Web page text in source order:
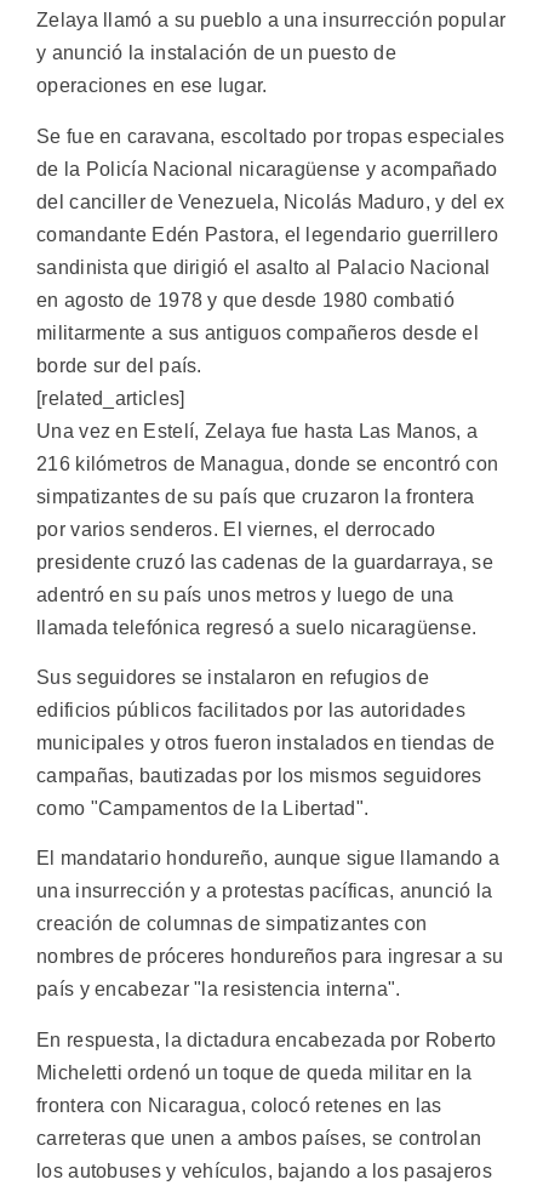
Zelaya llamó a su pueblo a una insurrección popular
y anunció la instalación de un puesto de
operaciones en ese lugar.
Se fue en caravana, escoltado por tropas especiales
de la Policía Nacional nicaragüense y acompañado
del canciller de Venezuela, Nicolás Maduro, y del ex
comandante Edén Pastora, el legendario guerrillero
sandinista que dirigió el asalto al Palacio Nacional
en agosto de 1978 y que desde 1980 combatió
militarmente a sus antiguos compañeros desde el
borde sur del país.
[related_articles]
Una vez en Estelí, Zelaya fue hasta Las Manos, a
216 kilómetros de Managua, donde se encontró con
simpatizantes de su país que cruzaron la frontera
por varios senderos. El viernes, el derrocado
presidente cruzó las cadenas de la guardarraya, se
adentró en su país unos metros y luego de una
llamada telefónica regresó a suelo nicaragüense.
Sus seguidores se instalaron en refugios de
edificios públicos facilitados por las autoridades
municipales y otros fueron instalados en tiendas de
campañas, bautizadas por los mismos seguidores
como "Campamentos de la Libertad".
El mandatario hondureño, aunque sigue llamando a
una insurrección y a protestas pacíficas, anunció la
creación de columnas de simpatizantes con
nombres de próceres hondureños para ingresar a su
país y encabezar "la resistencia interna".
En respuesta, la dictadura encabezada por Roberto
Micheletti ordenó un toque de queda militar en la
frontera con Nicaragua, colocó retenes en las
carreteras que unen a ambos países, se controlan
los autobuses y vehículos, bajando a los pasajeros